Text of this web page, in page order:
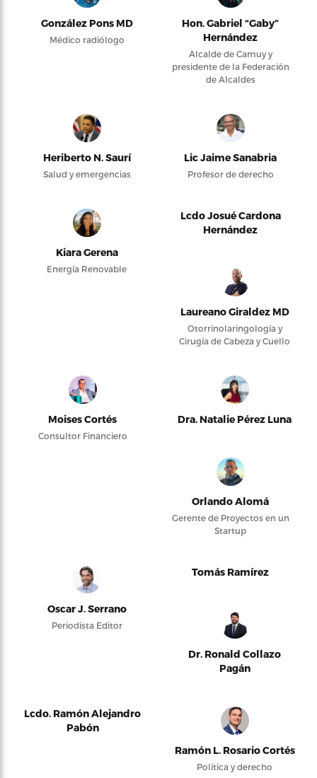
González Pons MD
Médico radiólogo
Hon. Gabriel “Gaby”
Hernández
Alcalde de Camuy y
presidente de la Federación
de Alcaldes
Heriberto N. Saurí
Salud y emergencias
Lic Jaime Sanabria
Profesor de derecho
Kiara Gerena
Energía Renovable
Lcdo Josué Cardona
Hernández
Laureano Giraldez MD
Otorrinolaringología y
Cirugía de Cabeza y Cuello
Moises Cortés
Consultor Financiero
Dra. Natalie Pérez Luna
Orlando Alomá
Gerente de Proyectos en un
Startup
Oscar J. Serrano
Periodista Editor
Tomás Ramírez
Dr. Ronald Collazo
Pagán
Lcdo. Ramón Alejandro
Pabón
Ramón L. Rosario Cortés
Política y derecho